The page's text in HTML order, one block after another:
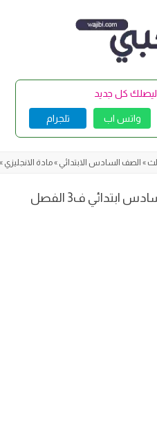
كل جديد
واتس اب تلجرام
» الصف السادس الابتدائي »مادة الانجليزي
حل كتاب النشاط الانجليزي سادس ابتدائي ف3 الفصل